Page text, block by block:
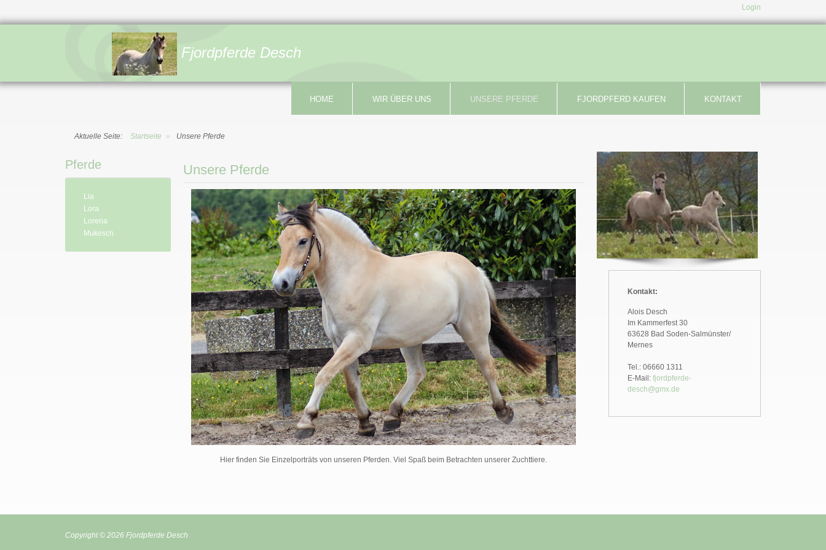
Login
Fjordpferde Desch
HOME WIR ÜBER UNS UNSERE PFERDE FJORDPFERD KAUFEN KONTAKT
Aktuelle Seite: Startseite » Unsere Pferde
Pferde
Lia
Lora
Lorena
Mukesch
Unsere Pferde
Hier finden Sie Einzelporträts von unseren Pferden. Viel Spaß beim Betrachten unserer Zuchttiere.
Kontakt:
Alois Desch
Im Kammerfest 30
63628 Bad Soden-Salmünster/
Mernes
Tel.: 06660 1311
E-Mail: fjordpferde-
desch@gmx.de
Copyright © 2026 Fjordpferde Desch